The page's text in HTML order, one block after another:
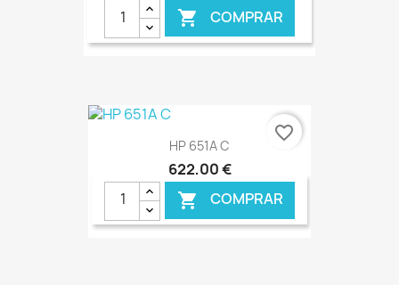
 COMPRAR
€ ONLINE
HP 651A C
622,00 €
 COMPRAR
favorite_border